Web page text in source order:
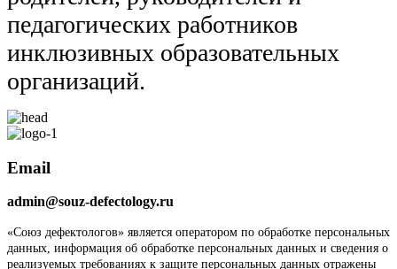
педагогических работников
инклюзивных образовательных
организаций.
Email
admin@souz-defectology.ru
«Союз дефектологов» является оператором по обработке персональных
данных, информация об обработке персональных данных и сведения о
реализуемых требованиях к защите персональных данных отражены